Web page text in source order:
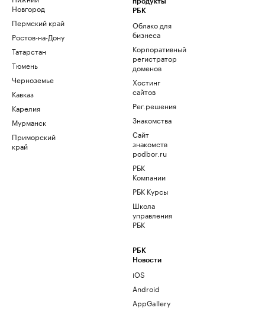
Новгород
Пермский край
Ростов-на-Дону
Татарстан
Тюмень
Черноземье
Кавказ
Карелия
Мурманск
Приморский
край
РБК
Облако для
бизнеса
Корпоративный
регистратор
доменов
Хостинг
сайтов
Рег.решения
Знакомства
Сайт
знакомств
podbor.ru
РБК
Компании
РБК Курсы
Школа
управления
РБК
РБК
Новости
iOS
Android
AppGallery